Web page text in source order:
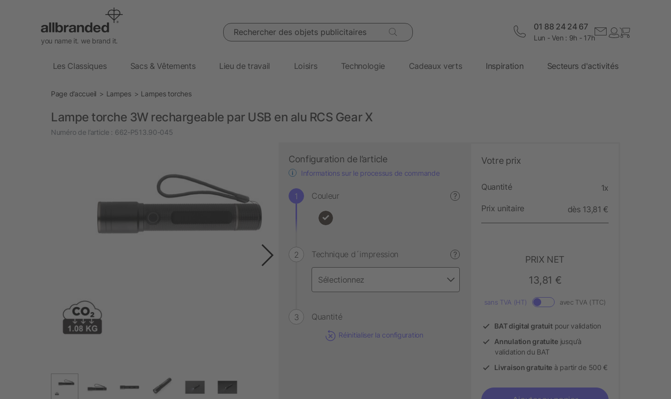
you name it. we brand it.
Rechercher des objets publicitaires 01 88 24 24 67
Lun - Ven : 9h - 17h
Les Classiques Sacs & Vêtements Lieu de travail Loisirs Technologie Cadeaux verts Inspiration Secteurs d'activités
Page d’accueil Lampes Lampes torches
Lampe torche 3W rechargeable par USB en alu RCS Gear X
Numéro de l’article : 662-P513.90-045
Configuration de l’article
Informations sur le processus de commande
Couleur ?
Technique d´impression ?
Quantité
Réinitialiser la configuration
Votre prix
Quantité 1x
Prix unitaire dès 13,81 €
PRIX NET
13,81 €
sans TVA (HT) avec TVA (TTC)
BAT digital gratuitpour validation
Annulation gratuitejusqu’à
validation du BAT
Livraison gratuite à partir de 500 €